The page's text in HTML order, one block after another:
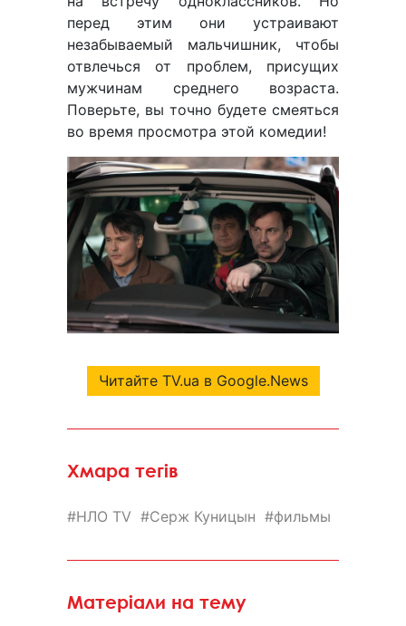
перед этим они устраивают
незабываемый мальчишник, чтобы
отвлечься от проблем, присущих
мужчинам среднего возраста.
Поверьте, вы точно будете смеяться
во время просмотра этой комедии!
Читайте TV.ua в Google.News
Хмара тегів
НЛО TV Серж Куницын фильмы
Матеріали на тему